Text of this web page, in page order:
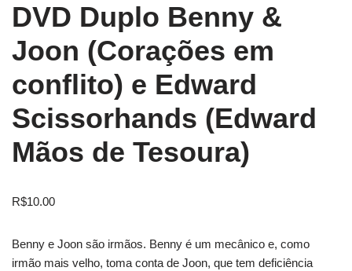
DVD Duplo Benny &
Joon (Corações em
conflito) e Edward
Scissorhands (Edward
Mãos de Tesoura)
R$10.00
Benny e Joon são irmãos. Benny é um mecânico e, como
irmão mais velho, toma conta de Joon, que tem deficiência